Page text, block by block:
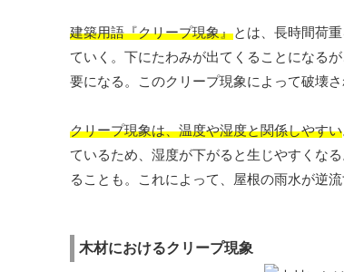
建築用語『クリープ現象』とは、長時間荷
ていく。下にたわみが出てくることになる
要になる。このクリープ現象によって破壊
クリープ現象は、温度や湿度と関係しやすい
ているため、湿度が下がると生じやすくな
ることも。これによって、屋根の雨水が逆
木材におけるクリープ現象